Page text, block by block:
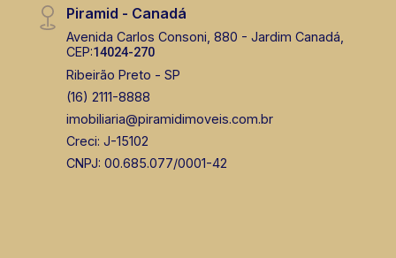
Piramid - Canadá
Avenida Carlos Consoni, 880 - Jardim Canadá,
CEP:14024-270
Ribeirão Preto - SP
(16) 2111-8888
imobiliaria@piramidimoveis.com.br
Creci: J-15102
CNPJ: 00.685.077/0001-42